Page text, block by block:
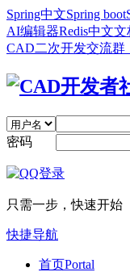
Spring中文Spring boot
AI编辑器Redis中文文
CAD二次开发交流群
密码
只需一步，快速开始
快捷导航
首页Portal